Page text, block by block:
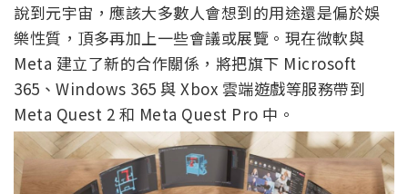
說到元宇宙，應該大多數人會想到的用途還是偏於娛
樂性質，頂多再加上一些會議或展覽。現在微軟與
Meta 建立了新的合作關係，將把旗下 Microsoft
365、Windows 365 與 Xbox 雲端遊戲等服務帶到
Meta Quest 2 和 Meta Quest Pro 中。